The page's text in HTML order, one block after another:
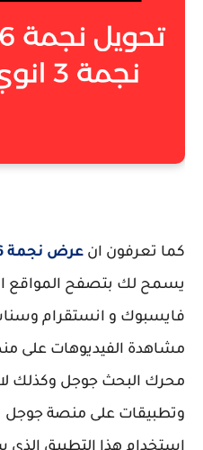
كما تعرفون ان عرض نجمة 6 في انوي او اورنج
يسمح لك بتصفح المواقع
فايسبوك و انستقرام
مشاهدة الفيديوهات على
محرك البحث جوجل وكذلك
وتطبيقات على منصة جوجل